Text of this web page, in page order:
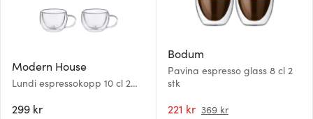
Modern House
Lundi espressokopp 10 cl 2
299 kr
Bodum
Pavina espresso glass 8 cl 2
stk
221 kr 369 kr